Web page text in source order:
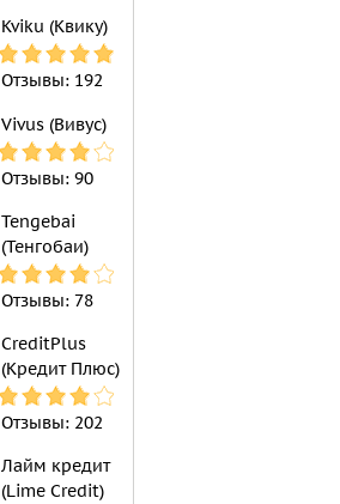
Kviku (Квику)
Отзывы: 192
Vivus (Вивус)
Отзывы: 90
Tengebai
(Тенгобаи)
Отзывы: 78
CreditPlus
(Кредит Плюс)
Отзывы: 202
Лайм кредит
(Lime Credit)